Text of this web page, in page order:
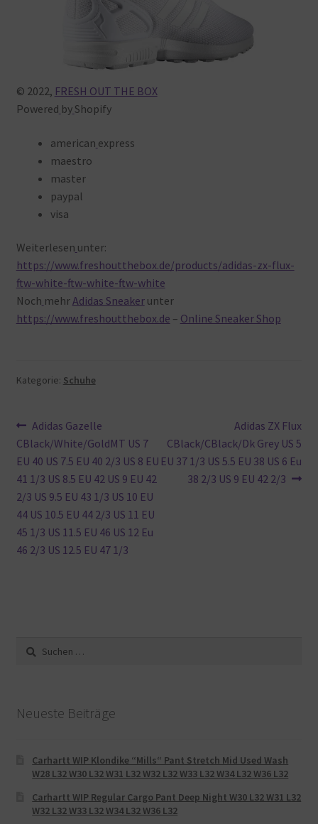
© 2022, FRESH OUT THE BOX
Powered by Shopify
american express
maestro
master
paypal
visa
Weiterlesen unter:
https://www.freshoutthebox.de/products/adidas-zx-flux-
ftw-white-ftw-white-ftw-white
Noch mehrAdidas Sneakerunter
https://www.freshoutthebox.de – Online Sneaker Shop
Kategorie: Schuhe
Beitragsnavigation
Vorheriger
Beitrag:
Adidas Gazelle
CBlack/White/GoldMT US 7
EU 40 US 7.5 EU 40 2/3 US 8 EU
41 1/3 US 8.5 EU 42 US 9 EU 42
2/3 US 9.5 EU 43 1/3 US 10 EU
44 US 10.5 EU 44 2/3 US 11 EU
45 1/3 US 11.5 EU 46 US 12 Eu
46 2/3 US 12.5 EU 47 1/3
Nächster
Beitrag:
Adidas ZX Flux
CBlack/CBlack/Dk Grey US 5
EU 37 1/3 US 5.5 EU 38 US 6 Eu
38 2/3 US 9 EU 42 2/3
Suche
nach:
Neueste Beiträge
Carhartt WIP Klondike “Mills“ Pant Stretch Mid Used Wash
W28 L32 W30 L32 W31 L32 W32 L32 W33 L32 W34 L32 W36 L32
Carhartt WIP Regular Cargo Pant Deep Night W30 L32 W31 L32
W32 L32 W33 L32 W34 L32 W36 L32